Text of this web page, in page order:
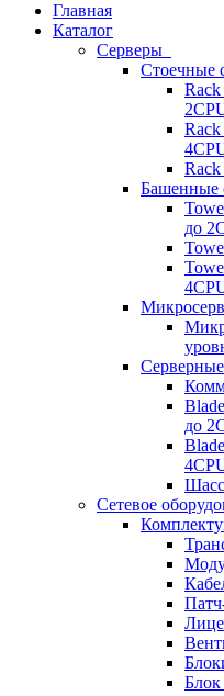
Главная
Каталог
Серверы
Стоечные
Rack
Rack
Rack
Башенные
до
до
Сетевое
Блок